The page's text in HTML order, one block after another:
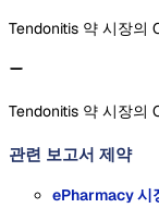
Tendonitis 약 시장의
Tendonitis 약 시장의
관련 보고서 제약
ePharmacy 시